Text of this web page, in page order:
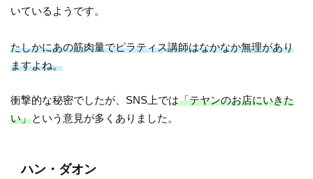
いているようです。
たしかにあの筋肉量でピラティス講師はなかなか無理があり
ますよね。
衝撃的な秘密でしたが、SNS上では「テヤンのお店にいきた
い」という意見が多くありました。
ハン・ダオン